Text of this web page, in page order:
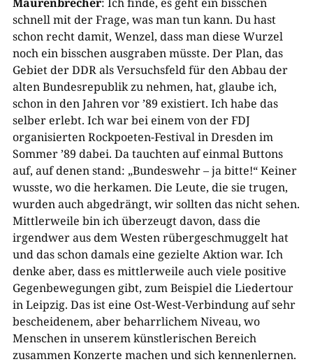
schnell mit der Frage, was man tun kann. Du hast
schon recht damit, Wenzel, dass man diese Wurzel
noch ein bisschen ausgraben müsste. Der Plan, das
Gebiet der DDR als Versuchsfeld für den Abbau der
alten Bundesrepublik zu nehmen, hat, glaube ich,
schon in den Jahren vor ’89 existiert. Ich habe das
selber erlebt. Ich war bei einem von der FDJ
organisierten Rockpoeten-Festival in Dresden im
Sommer ’89 dabei. Da tauchten auf einmal Buttons
auf, auf denen stand: „Bundeswehr – ja bitte!“ Keiner
wusste, wo die herkamen. Die Leute, die sie trugen,
wurden auch abgedrängt, wir sollten das nicht sehen.
Mittlerweile bin ich überzeugt davon, dass die
irgendwer aus dem Westen rübergeschmuggelt hat
und das schon damals eine gezielte Aktion war. Ich
denke aber, dass es mittlerweile auch viele positive
Gegenbewegungen gibt, zum Beispiel die Liedertour
in Leipzig. Das ist eine Ost-West-Verbindung auf sehr
bescheidenem, aber beharrlichem Niveau, wo
Menschen in unserem künstlerischen Bereich
zusammen Konzerte machen und sich kennenlernen.